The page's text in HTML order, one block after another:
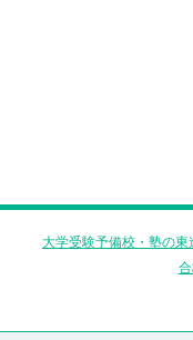
大学受験予備校・塾の